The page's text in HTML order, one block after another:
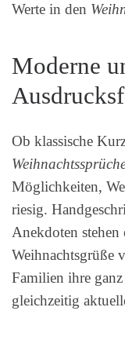
Werte in den
Moderne
Ob klassische
Möglichkeiten,
riesig.
Anekdoten
Weihnachtsgrüße
Familien ihre
gleichzeitig